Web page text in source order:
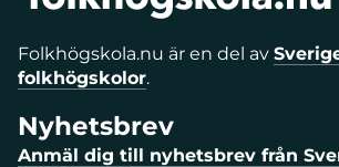
Folkhögskola.nu är en del av
folkhögskolor.
Nyhetsbrev
Anmäl dig till nyhetsbrev från